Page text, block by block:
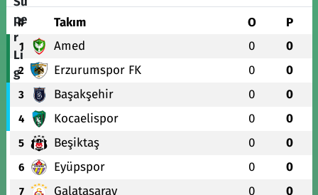
# Takım O P
1 Amed 0 0
2 Erzurumspor FK 0 0
3 Başakşehir 0 0
4 Kocaelispor 0 0
5 Beşiktaş 0 0
6 Eyüpspor 0 0
7 Galatasaray 0 0